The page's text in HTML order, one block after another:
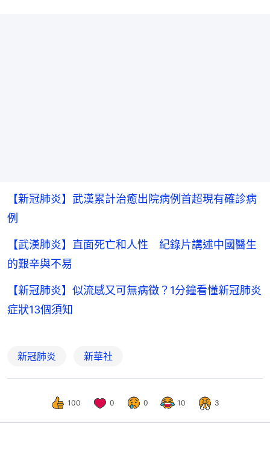
【新冠肺炎】武漢累計治癒出院病例首超現有確診病
例
【武漢肺炎】直面死亡和人性 紀錄片講述中國醫生
的艱辛與不易
【新冠肺炎】似流感又可無病徵？1分鐘看懂新冠肺炎
症狀13個須知
新冠肺炎 新華社
100 0 0 10 3